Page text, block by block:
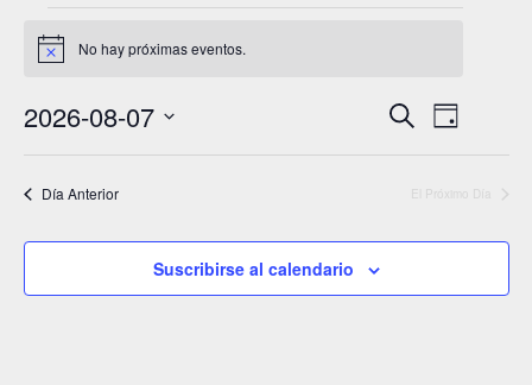
Eventos
for
7
de
agosto
de
2026
Notice No hay próximas eventos.
Eventos
de
y
Búsqueda
Day
2026-08-07
fecha.
Día Anterior El Próximo Día
Suscribirse al calendario